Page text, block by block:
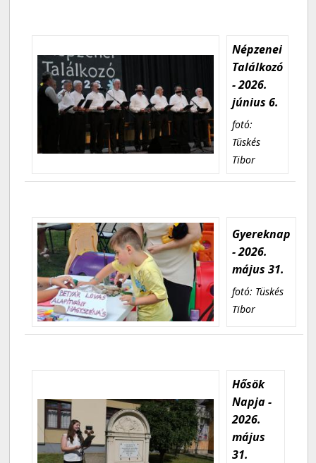
Népzenei
Találkozó
- 2026.
június 6.
fotó:
Tüskés
Tibor
Gyereknap
- 2026.
május 31.
fotó: Tüskés
Tibor
Hősök
Napja -
2026.
május
31.